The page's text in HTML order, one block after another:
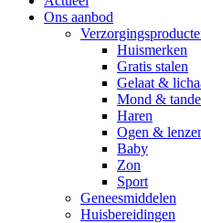
Ons aanbod
Huismerken
Gratis stalen
Gelaat &
Mond &
Haren
Ogen &
Baby
Zon
Sport
Geneesmiddelen
Huisbereidingen